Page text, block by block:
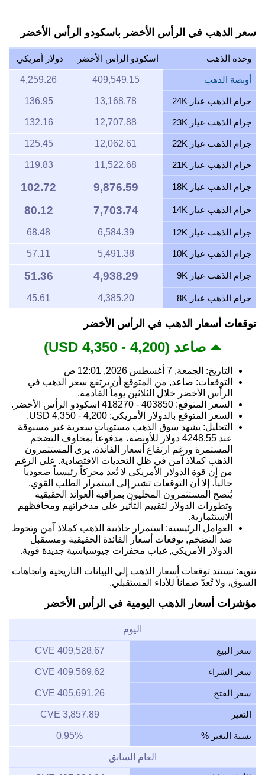
سعر الذهب في الرأس الأخضر باسكودو الرأس الأخضر
وحدة الذهب اسكودو الرأس الأخضر دولار أمريكي
أونصة الذهب 409,549.15
4,259.26
جرام الذهب عيار 24K 13,168.78
136.95
جرام الذهب عيار 23K 12,707.88
132.16
جرام الذهب عيار 22K 12,062.61
125.45
جرام الذهب عيار 21K 11,522.68
119.83
جرام الذهب عيار 18K 9,876.59
102.72
جرام الذهب عيار 14K 7,703.74
80.12
جرام الذهب عيار 12K 6,584.39
68.48
جرام الذهب عيار 10K 5,491.38
57.11
جرام الذهب عيار 9K 4,938.29
51.36
جرام الذهب عيار 8K 4,385.20
45.61
توقعات أسعار الذهب في الرأس الأخضر
صاعد (4,200 - 4,350 USD)
التاريخ: الجمعة, 7 أغسطس 2026, 12:01 ص
التوقعات: صاعد, من المتوقع أن يرتفع سعر الذهب في
الرأس الأخضر خلال الثلاثين يوماً القادمة.
السعر المتوقع: 403850 - 418270 اسكودو الرأس الأخضر.
السعر المتوقع بالدولار الأمريكي: 4,200 - 4,350 USD.
التحليل: يشهد سوق الذهب مستويات سعرية غير مسبوقة
عند 4248.55 دولار للأونصة، مدفوعاً بمخاوف التضخم
المستمرة ورغم ارتفاع أسعار الفائدة. يرى المستثمرون
الذهب كملاذ آمن في ظل التحديات الاقتصادية. على الرغم
من أن قوة الدولار الأمريكي لا تُعد محركاً رئيسياً صعودياً
حالياً، إلا أن التوقعات تشير إلى استمرار الطلب القوي.
يُنصح المستثمرون المحليون بمراقبة العوائد الحقيقية
وتطورات الدولار لتقييم التأثير على مدخراتهم ومحافظهم
الاستثمارية.
العوامل الرئيسية: استمرار جاذبية الذهب كملاذ آمن وتحوط
ضد التضخم, توقعات أسعار الفائدة الحقيقية ومستقبل
الدولار الأمريكي, غياب محفزات جيوسياسية جديدة قوية.
تنويه: تستند توقعات أسعار الذهب إلى البيانات التاريخية واتجاهات
السوق، ولا تُعدّ ضماناً للأداء المستقبلي.
مؤشرات أسعار الذهب اليومية في الرأس الأخضر
اليوم
سعر البيع 409,528.67 CVE
سعر الشراء 409,569.62 CVE
سعر الفتح 405,691.26 CVE
التغير 3,857.89 CVE
نسبة التغير % 0.95%
العام السابق